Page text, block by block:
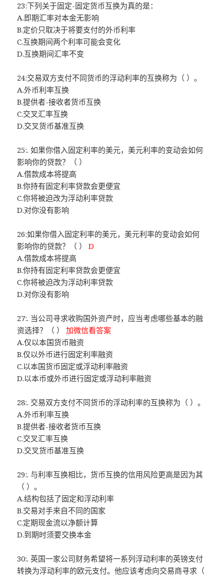
23:下列关于固定-固定货币互换为真的是：
A.即期汇率对本金无影响
B.定价只取决于将要支付的外币利率
C.互换期间两个利率可能会变化
D.互换期间汇率不变
24:交易双方支付不同货币的浮动利率的互换称为（ ）。
A.外币利率互换
B.提供者-接收者货币互换
C.交叉汇率互换
D.交叉货币基准互换
25:. 如果你借入固定利率的美元，美元利率的变动会如何
影响你的贷款？（ ）
A.借款成本将提高
B.你持有固定利率贷款会更便宜
C.你将被迫改为浮动利率贷款
D.对你没有影响
26:如果你借入固定利率的美元，美元利率的变动会如何
影响你的贷款？（ ）D
A.借款成本将提高
B.你持有固定利率贷款会更便宜
C.你将被迫改为浮动利率贷款
D.对你没有影响
27:. 当公司寻求收购国外资产时，应当考虑哪些基本的融
资选择？（ ）加微信看答案
A.仅以本国货币融资
B.仅以外币进行固定利率融资
C.以本国货币固定或浮动利率融资
D.以本币或外币进行固定或浮动利率融资
28:. 交易双方支付不同货币的浮动利率的互换称为（ ）。
A.外币利率互换
B.提供者-接收者货币互换
C.交叉汇率互换
D.交叉货币基准互换
29:. 与利率互换相比，货币互换的信用风险更高是因为其
（ ）。
A.结构包括了固定和浮动利率
B.交易对手来自不同的国家
C.定期现金流以净额计算
D.到期时须要交换本金
30:. 英国一家公司财务希望将一系列浮动利率的英镑支付
转换为浮动利率的欧元支付。他应该考虑向交易商寻求（